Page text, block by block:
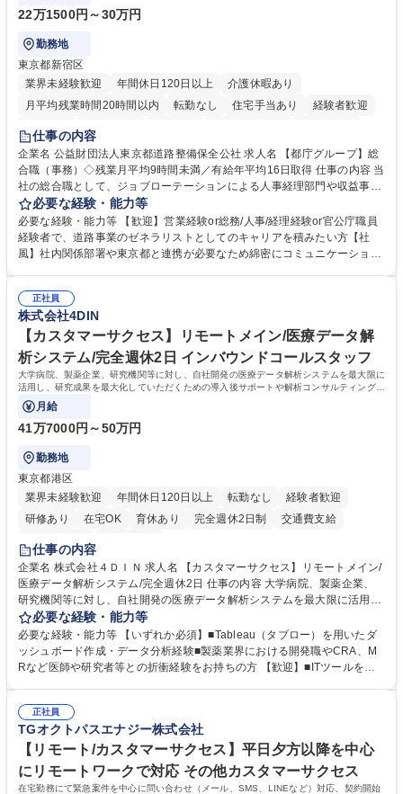
22万1500円～30万円
勤務地
東京都新宿区
業界未経験歓迎
年間休日120日以上
介護休暇あり
月平均残業時間20時間以内
転勤なし 住宅手当あり
経験者歓迎
研修あり
退職金あり
駅近5分以内
資格取得手当あり 食事補助あり
仕事の内容
企業名 公益財団法人東京都道路整備保全公社 求人名 【都庁グループ】総
合職（事務）◇残業月平均9時間未満／有給年平均16日取得 仕事の内容 当
社の総合職として、ジョブローテーションによる人事経理部門や収益事業
等のフロント部門の部署等幅広い部署での業務をお任せいたします。研修
制度やキャリア支援が充実しております！ ※下記業務詳細 【業務詳細】■
管理部門：広報、人事、経理など当公社の運営に係る管理業務 ■収益部
門：駐車場の新規開拓、管理運営、新宿駅西口広場の「イベントコーナ
道路施設や道路工事現場の見学ツアー事業 ※入社後は上記いずれかの部門
へ配属。※業務内容変更の範囲：会社の定める業務 募集職種 【都庁グル
ープ】総合職（事務）◇残業月平均9時間未満／有給年平均16日取得
必要な経験・能力等
必要な経験・能力等 【歓迎】営業経験or総務/人事/経理経験or官公庁職員
経験者で、道路事業のゼネラリストとしてのキャリアを積みたい方【社
風】社内関係部署や東京都と連携が必要なため綿密にコミュニケーション
部門など多岐に渡る業務を経験できます。 ■様々なプロジェクト：駐車場
事業の他、新宿駅西口広場内に設置された照明を兼ねた広告「ブライトサ
イン」の管理運営を行うなど、事業収益を生み出す活動を積極的に行って
います。 学歴・資格 学歴：大学院 大学 高専 短大 専修学校 高校 語学力：
資格：
正社員
株式会社4DIN
【カスタマーサクセス】リモートメイン/医療データ解
析システム/完全週休2日 インバウンドコールスタッフ
大学病院、製薬企業、研究機関等に対し、自社開発の医療データ解析システムを最大限に
活用し、研究成果を最大化していただくための導入後サポートや解析コンサルティング、
活用アドバイス業務等をお任せします。
月給
41万7000円～50万円
勤務地
東京都港区
業界未経験歓迎
年間休日120日以上 転勤なし
経験者歓迎
研修あり
在宅OK 育休あり 完全週休2日制
交通費支給
駅近5分以内
仕事の内容
企業名 株式会社４ＤＩＮ 求人名 【カスタマーサクセス】リモートメイン/
医療データ解析システム/完全週休2日 仕事の内容 大学病院、製薬企業、
研究機関等に対し、自社開発の医療データ解析システムを最大限に活用
し、研究成果を最大化していただくための導入後サポートや解析コンサル
ティング、活用アドバイス業務等をお任せします。 ■活用コンサルティン
グ：疾患再発率の調査や薬剤効果の可視化等の目的に合わせ、プラットフ
ォーム上で可能な解析手法を提案 ■オンボーディング：ツールの操作説明
療現場のDX化を推進するやりがいがあります。【業務内容の変更範囲】
当社の指定する業務 募集職種 【カスタマーサクセス】リモートメイン/医
療データ解析システム/完全週休2日
必要な経験・能力等
必要な経験・能力等 【いずれか必須】■Tableau（タブロー）を用いたダ
ッシュボード作成・データ分析経験■製薬業界における開発職やCRA、M
Rなど医師や研究者等との折衝経験をお持ちの方 【歓迎】■ITツールを用
ート体制を構築しています。 【採用背景】導入先が急増しており、専任の
カスタマーサクセス組織を強化するための増員採用です。営業担当からの
丁寧なOJTがあり、医療データ解析の専門知識をキャッチアップできる環
境です。社会貢献性の高い分野で専門性を磨きたい方を歓迎します。 学
歴・資格 学歴：大学院 大学 高専 短大 専修学校 高校 語学力： 資格：
正社員
TGオクトパスエナジー株式会社
【リモート/カスタマーサクセス】平日夕方以降を中心
にリモートワークで対応 その他カスタマーサクセス
在宅勤務にて緊急案件を中心に問い合わせ（メール、SMS、LINEなど）対応、契約開始